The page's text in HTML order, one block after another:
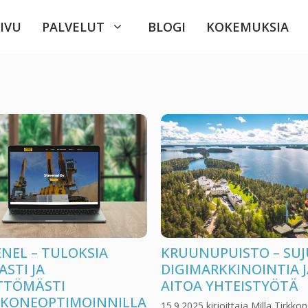
PALVELUT BLOGI KOKEMUKSIA
– TULOKSIA
JA
KRUUNUPUISTO –
DIGIMARKKINOINTIA
AITOA YHTEISTYÖTÄ